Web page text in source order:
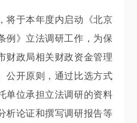
于本年度内启动《北京
例》立法调研工作，为保
财政局相关财政资金管理
公开原则，通过比选方式
单位承担立法调研的资料
析论证和撰写调研报告等